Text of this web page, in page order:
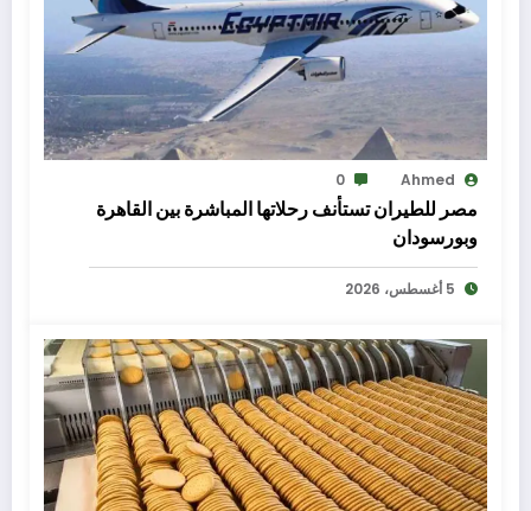
Ahmed
0
مصر للطيران تستأنف رحلاتها المباشرة بين القاهرة
وبورسودان
5 أغسطس، 2026